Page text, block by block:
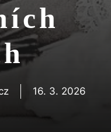
16. 3. 2026